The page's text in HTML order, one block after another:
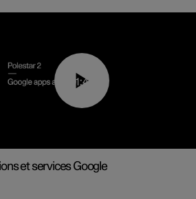
01:42
et services Google